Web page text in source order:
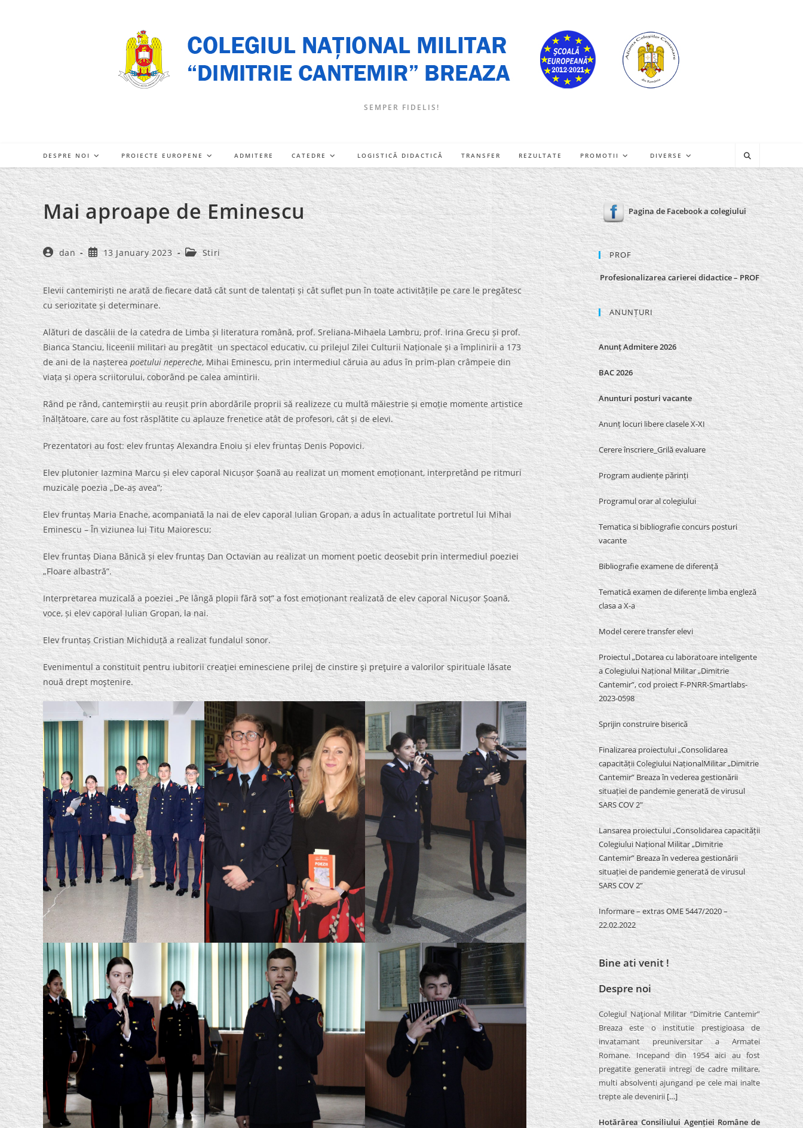
SEMPER FIDELIS!
DESPRE NOI PROIECTE EUROPENE ADMITERE CATEDRE LOGISTICĂ DIDACTICĂ TRANSFER REZULTATE PROMOTII DIVERSE
Mai aproape de Eminescu
Post
author:
dan
Post
published:
13 January 2023
Post
category:
Stiri
Elevii cantemiriști ne arată de fiecare dată cât sunt de talentați și cât suflet pun în toate activitățile pe care le pregătesc
cu seriozitate și determinare.
Alături de dascălii de la catedra de Limba și literatura română, prof. Sreliana-Mihaela Lambru, prof. Irina Grecu și prof.
Bianca Stanciu, liceenii militari au pregătit un spectacol educativ, cu prilejul Zilei Culturii Naționale și a împlinirii a 173
de ani de la naștereapoetului nepereche, Mihai Eminescu, prin intermediul căruia au adus în prim-plan crâmpeie din
viața și opera scriitorului, coborând pe calea amintirii.
Rând pe rând, cantemirștii au reușit prin abordările proprii să realizeze cu multă măiestrie și emoție momente artistice
înălțătoare, care au fost răsplătite cu aplauze frenetice atât de profesori, cât și de elevi.
Prezentatori au fost: elev fruntaș Alexandra Enoiu și elev fruntaș Denis Popovici.
Elev plutonier Iazmina Marcu și elev caporal Nicușor Șoană au realizat un moment emoționant, interpretând pe ritmuri
muzicale poezia „De-aș avea”;
Elev fruntaș Maria Enache, acompaniată la nai de elev caporal Iulian Gropan, a adus în actualitate portretul lui Mihai
Eminescu – În viziunea lui Titu Maiorescu;
Elev fruntaș Diana Bănică și elev fruntaș Dan Octavian au realizat un moment poetic deosebit prin intermediul poeziei
„Floare albastră”.
Interpretarea muzicală a poeziei „Pe lângă plopii fără soț” a fost emoționant realizată de elev caporal Nicușor Șoană,
voce, și elev caporal Iulian Gropan, la nai.
Elev fruntaș Cristian Michiduță a realizat fundalul sonor.
Evenimentul a constituit pentru iubitorii creaţiei eminesciene prilej de cinstire şi preţuire a valorilor spirituale lăsate
nouă drept moştenire.
Pagina de Facebook a colegiului
PROF
Profesionalizarea carierei didactice – PROF
ANUNȚURI
Anunț Admitere 2026
BAC 2026
Anunturi posturi vacante
Anunț locuri libere clasele X-XI
Cerere înscriere_Grilă evaluare
Program audiențe părinți
Programul orar al colegiului
Tematica si bibliografie concurs posturi
vacante
Bibliografie examene de diferență
Tematică examen de diferențe limba engleză
clasa a X-a
Model cerere transfer elevi
Proiectul „Dotarea cu laboratoare inteligente
a Colegiului Național Militar „Dimitrie
Cantemir”, cod proiect F-PNRR-Smartlabs-
2023-0598
Sprijin construire biserică
Finalizarea proiectului „Consolidarea
capacității Colegiului NaționalMilitar „Dimitrie
Cantemir” Breaza în vederea gestionării
situației de pandemie generată de virusul
SARS COV 2″
Lansarea proiectului „Consolidarea capacității
Colegiului Național Militar „Dimitrie
Cantemir” Breaza în vederea gestionării
situației de pandemie generată de virusul
SARS COV 2”
Informare – extras OME 5447/2020 –
22.02.2022
Bine ati venit !
Despre noi
Colegiul Naţional Militar “Dimitrie Cantemir”
Breaza este o institutie prestigioasa de
invatamant preuniversitar a Armatei
Romane. Incepand din 1954 aici au fost
pregatite generatii intregi de cadre militare,
multi absolventi ajungand pe cele mai inalte
trepte ale devenirii […]
Hotărârea Consiliului Agenției Române de